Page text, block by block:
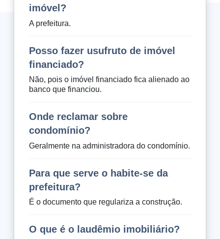
imóvel?
A prefeitura.
Posso fazer usufruto de imóvel
financiado?
Não, pois o imóvel financiado fica alienado ao
banco que financiou.
Onde reclamar sobre
condomínio?
Geralmente na administradora do condomínio.
Para que serve o habite-se da
prefeitura?
É o documento que regulariza a construção.
O que é o laudêmio imobiliário?